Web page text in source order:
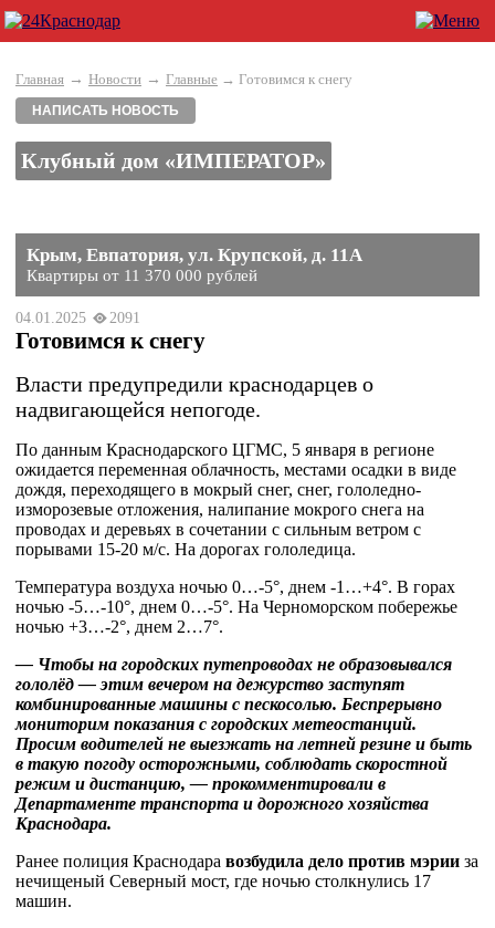
Главная → Новости → Главные → Готовимся к снегу
НАПИСАТЬ НОВОСТЬ
Клубный дом «ИМПЕРАТОР»
Крым, Евпатория, ул. Крупской, д. 11А
Квартиры от 11 370 000 рублей
04.01.2025 2091
Готовимся к снегу
Власти предупредили краснодарцев о
надвигающейся непогоде.
По данным Краснодарского ЦГМС, 5 января в регионе
ожидается переменная облачность, местами осадки в виде
дождя, переходящего в мокрый снег, снег, гололедно-
изморозевые отложения, налипание мокрого снега на
проводах и деревьях в сочетании с сильным ветром с
порывами 15-20 м/с. На дорогах гололедица.
Температура воздуха ночью 0…-5°, днем -1…+4°. В горах
ночью -5…-10°, днем 0…-5°. На Черноморском побережье
ночью +3…-2°, днем 2…7°.
— Чтобы на городских путепроводах не образовывался
гололёд — этим вечером на дежурство заступят
комбинированные машины с пескосолью. Беспрерывно
мониторим показания с городских метеостанций.
Просим водителей не выезжать на летней резине и быть
в такую погоду осторожными, соблюдать скоростной
режим и дистанцию, — прокомментировали в
Департаменте транспорта и дорожного хозяйства
Краснодара.
Ранее полиция Краснодара возбудила дело против мэрии за
нечищеный Северный мост, где ночью столкнулись 17
машин.